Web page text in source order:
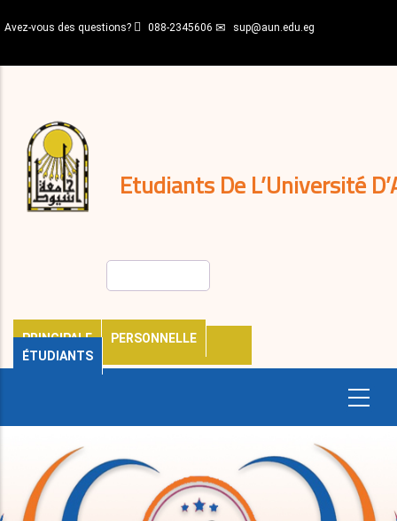
au
principal
Avez-vous des questions? 088-2345606 sup@aun.edu.eg
Etudiants De L’Université
PRINCIPALE
PERSONNELLE
ÉTUDIANTS
décisions
Expatriés
Journal